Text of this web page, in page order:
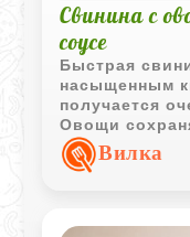
Свинина с
соусе
Быстрая
насыщенным
получается
Овощи
соус отлично
рисом.Вилка